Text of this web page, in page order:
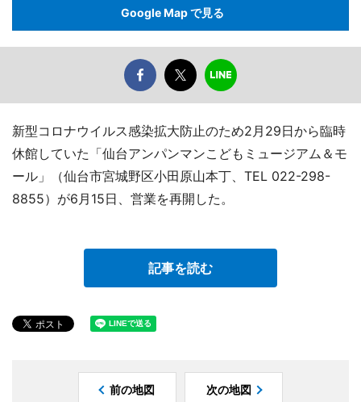
Google Map で見る
新型コロナウイルス感染拡大防止のため2月29日から臨時
休館していた「仙台アンパンマンこどもミュージアム＆モ
ール」（仙台市宮城野区小田原山本丁、TEL 022-298-
8855）が6月15日、営業を再開した。
記事を読む
前の地図 次の地図